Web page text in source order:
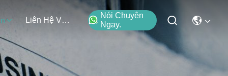
Liên Hệ Với Chúng Tôi
Nói Chuyện
Ngay.